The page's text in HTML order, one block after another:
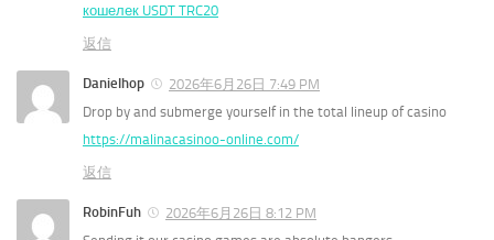
кошелек USDT TRC20
返信
Danielhop
2026年6月26日 7:49 PM
Drop by and submerge yourself in the total lineup of casino
https://malinacasinoo-online.com/
返信
RobinFuh
2026年6月26日 8:12 PM